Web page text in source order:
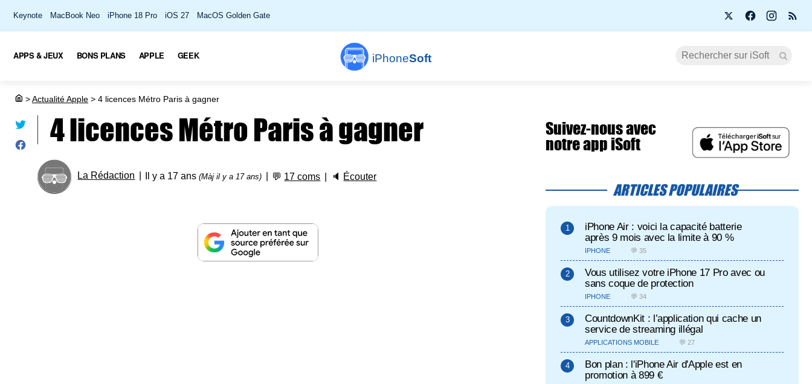
Keynote MacBook Neo iPhone 18 Pro iOS 27 MacOS Golden Gate
iPhoneSoft
APPS & JEUX BONS PLANS APPLE GEEK
>Actualité Apple > 4 licences Métro Paris à gagner
4 licences Métro Paris à gagner
La Rédaction Il y a 17 ans(Màj il y a 17 ans) 💬 17 coms 🔈 Écouter
Suivez-nous avec
notre app iSoft
ARTICLES POPULAIRES
iPhone Air : voici la capacité batterie
après 9 mois avec la limite à 90 %
IPHONE 💬 35
Vous utilisez votre iPhone 17 Pro avec ou
sans coque de protection
IPHONE 💬 34
CountdownKit : l’application qui cache un
service de streaming illégal
APPLICATIONS MOBILE 💬 27
Bon plan : l'iPhone Air d'Apple est en
promotion à 899 €